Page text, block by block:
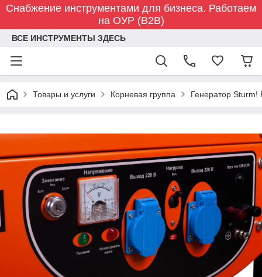
Снабжение инструментами для бизнеса. Работаем
на ОУР (B2B)
ВСЕ ИНСТРУМЕНТЫ ЗДЕСЬ
Товары и услуги Корневая группа Генератор Sturm!